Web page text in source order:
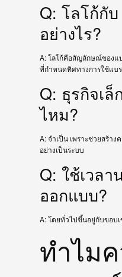
Q: โลโก้กั
อย่างไร?
A: โลโก้คือสัญลักษณ์ของ
ที่กำหนดทิศทางการใช้แบ
Q: ธุรกิจเล็
ไหม?
A: จำเป็น เพราะช่วยสร้า
อย่างเป็นระบบ
Q: ใช้เวล
ออกแบบ?
A: โดยทั่วไปขึ้นอยู่กับขอบ
ทำไม